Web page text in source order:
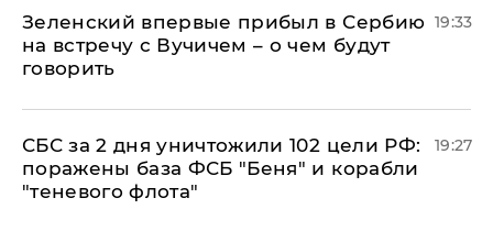
Зеленский впервые прибыл в Сербию
на встречу с Вучичем – о чем будут
говорить
19:33
СБС за 2 дня уничтожили 102 цели РФ:
поражены база ФСБ "Беня" и корабли
"теневого флота"
19:27